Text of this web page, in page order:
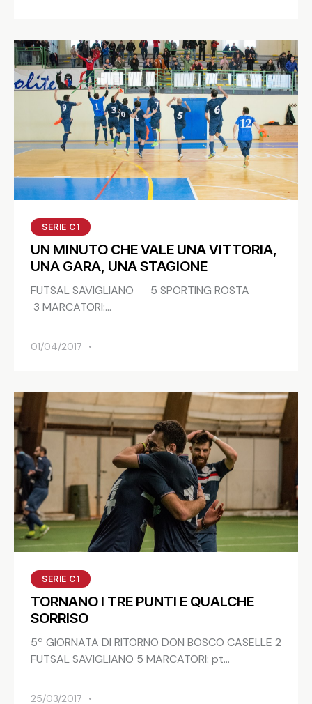
SERIE C1
UN MINUTO CHE VALE UNA VITTORIA,
UNA GARA, UNA STAGIONE
FUTSAL SAVIGLIANO 5 SPORTING ROSTA
3 MARCATORI:…
01/04/2017
SERIE C1
TORNANO I TRE PUNTI E QUALCHE
SORRISO
5ª GIORNATA DI RITORNO DON BOSCO CASELLE 2
FUTSAL SAVIGLIANO 5 MARCATORI: pt…
25/03/2017